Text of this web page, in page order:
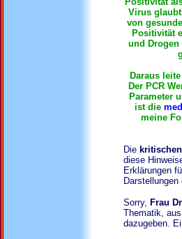
Virus
von
Positivität
und Drogen
Daraus
Der PCR
Parameter
ist die
meine
Die
diese
Erklärungen
Sorry, Frau
Thematik, aus
dazugeben.